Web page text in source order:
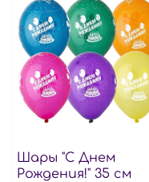
Шары "С Днем
Рождения!" 35 см